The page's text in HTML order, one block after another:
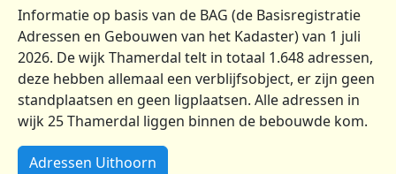
Informatie op basis van de BAG (de Basisregistratie
Adressen en Gebouwen van het Kadaster) van 1 juli
2026. De wijk Thamerdal telt in totaal 1.648 adressen,
deze hebben allemaal een verblijfsobject, er zijn geen
standplaatsen en geen ligplaatsen. Alle adressen in
wijk 25 Thamerdal liggen binnen de bebouwde kom.
Adressen Uithoorn